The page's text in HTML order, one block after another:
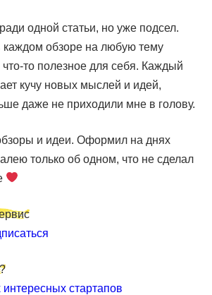
одной статьи, но уже подсел.
каждом обзоре на любую тему
то полезное для себя. Каждый
кучу новых мыслей и идей,
даже не приходили мне в голову.
и идеи. Оформил на днях
только об одном, что не сделал
стартапов